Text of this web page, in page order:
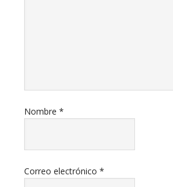
Nombre *
Correo electrónico *